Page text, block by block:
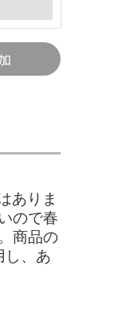
ありま
ので春
商品の
し、あ